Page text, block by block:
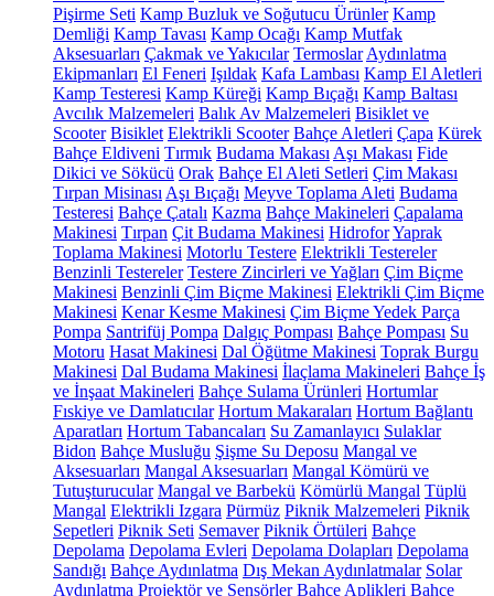
Pişirme Seti Kamp Buzluk ve Soğutucu Ürünler Kamp
Demliği Kamp Tavası Kamp Ocağı Kamp Mutfak
Aksesuarları Çakmak ve Yakıcılar Termoslar Aydınlatma
Ekipmanları El Feneri Işıldak Kafa Lambası Kamp El Aletleri
Kamp Testeresi Kamp Küreği Kamp Bıçağı Kamp Baltası
Avcılık Malzemeleri Balık Av Malzemeleri Bisiklet ve
Scooter Bisiklet Elektrikli Scooter Bahçe Aletleri Çapa Kürek
Bahçe Eldiveni Tırmık Budama Makası Aşı Makası Fide
Dikici ve Sökücü Orak Bahçe El Aleti Setleri Çim Makası
Tırpan Misinası Aşı Bıçağı Meyve Toplama Aleti Budama
Testeresi Bahçe Çatalı Kazma Bahçe Makineleri Çapalama
Makinesi Tırpan Çit Budama Makinesi HidroforYaprak
Toplama Makinesi Motorlu Testere Elektrikli Testereler
Benzinli Testereler Testere Zincirleri ve Yağları Çim Biçme
Makinesi Benzinli Çim Biçme Makinesi Elektrikli Çim Biçme
Makinesi Kenar Kesme Makinesi Çim Biçme Yedek Parça
Pompa Santrifüj Pompa Dalgıç Pompası Bahçe Pompası Su
Motoru Hasat Makinesi Dal Öğütme Makinesi Toprak Burgu
Makinesi Dal Budama Makinesi İlaçlama Makineleri Bahçe İş
ve İnşaat Makineleri Bahçe Sulama Ürünleri Hortumlar
Fıskiye ve Damlatıcılar Hortum Makaraları Hortum Bağlantı
Aparatları Hortum Tabancaları Su Zamanlayıcı Sulaklar
Bidon Bahçe Musluğu Şişme Su Deposu Mangal ve
Aksesuarları Mangal Aksesuarları Mangal Kömürü ve
Tutuşturucular Mangal ve Barbekü Kömürlü Mangal Tüplü
Mangal Elektrikli Izgara Pürmüz Piknik Malzemeleri Piknik
Sepetleri Piknik Seti Semaver Piknik Örtüleri Bahçe
Depolama Depolama Evleri Depolama Dolapları Depolama
Sandığı Bahçe Aydınlatma Dış Mekan Aydınlatmalar Solar
Aydınlatma Projektör ve Sensörler Bahçe Aplikleri Bahçe